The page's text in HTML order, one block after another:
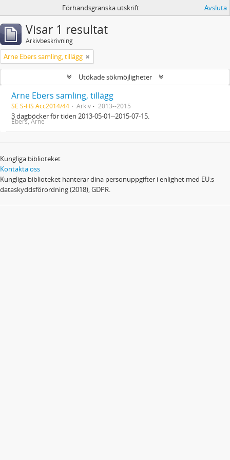
Förhandsgranska utskrift Avsluta
Visar 1 resultat
Arkivbeskrivning
Arne Ebers samling, tillägg
Utökade sökmöjligheter
Arne Ebers samling, tillägg
SE S-HS Acc2014/44 Arkiv 2013--2015
3 dagböcker för tiden 2013-05-01--2015-07-15.
Ebers, Arne
Kungliga biblioteket
Kontakta oss
Kungliga biblioteket hanterar dina personuppgifter i enlighet med EU:s
dataskyddsförordning (2018), GDPR.